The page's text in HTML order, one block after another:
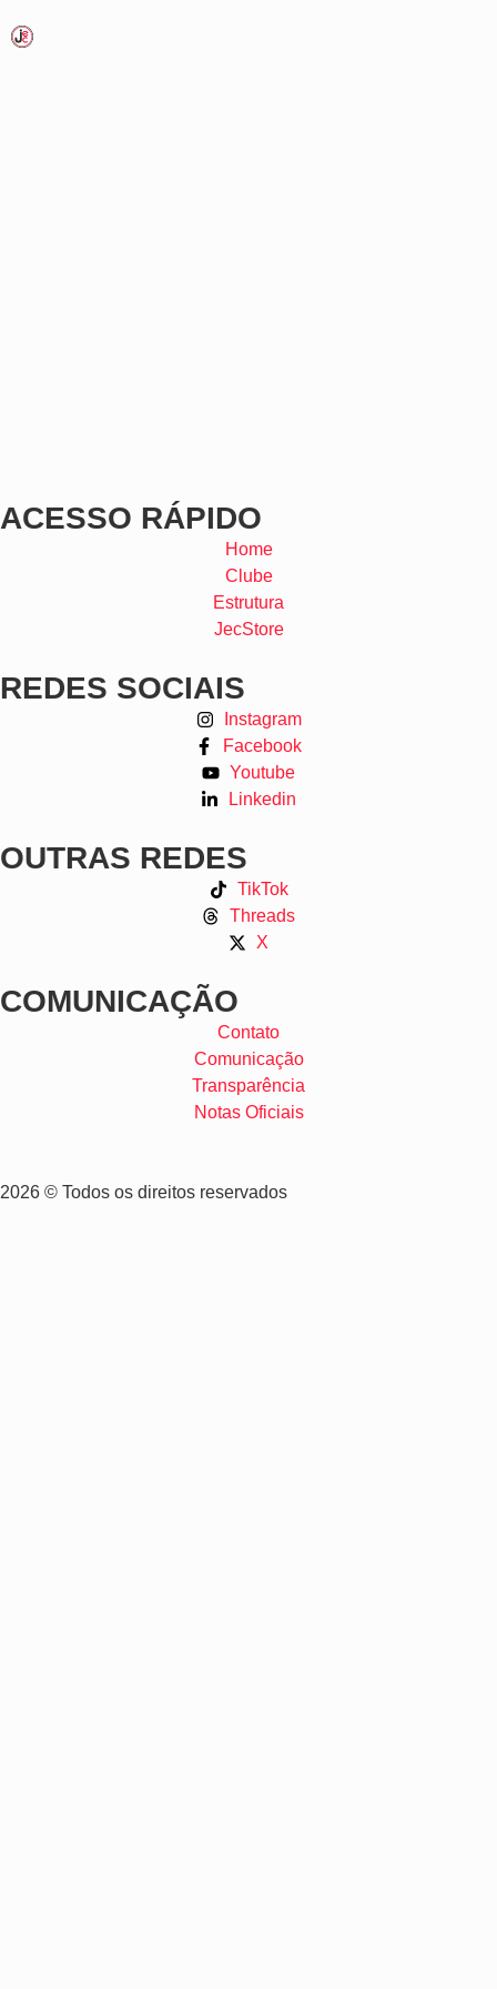
ACESSO RÁPIDO
Home
Clube
Estrutura
JecStore
REDES SOCIAIS
Instagram
Facebook
Youtube
Linkedin
OUTRAS REDES
TikTok
Threads
X
COMUNICAÇÃO
Contato
Comunicação
Transparência
Notas Oficiais
2026 © Todos os direitos reservados